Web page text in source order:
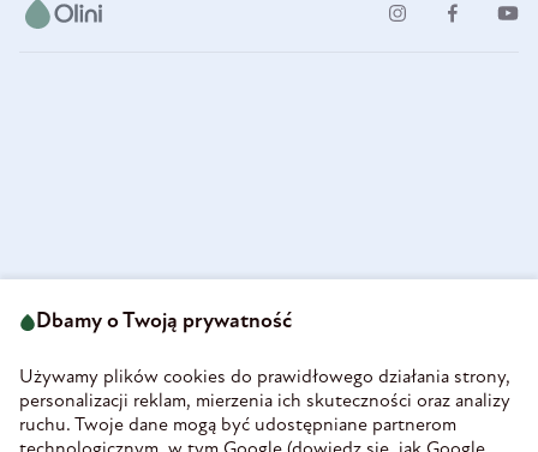
58-160 Świebodzice
REGON 890213034
INFORMACJE
Dbamy o Twoją prywatność
Używamy plików cookies do prawidłowego działania strony,
personalizacji reklam, mierzenia ich skuteczności oraz analizy
ruchu. Twoje dane mogą być udostępniane partnerom